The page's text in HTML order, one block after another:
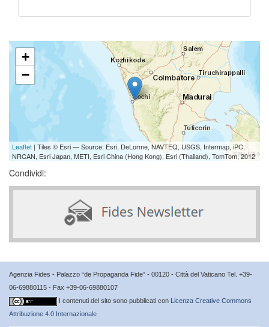
+
−
Leaflet | Tiles © Esri — Source: Esri, DeLorme, NAVTEQ, USGS, Intermap, iPC,
NRCAN, Esri Japan, METI, Esri China (Hong Kong), Esri (Thailand), TomTom, 2012
Condividi:
Agenzia Fides - Palazzo “de Propaganda Fide” - 00120 - Città del Vaticano Tel. +39-
06-69880115 - Fax +39-06-69880107
I contenuti del sito sono pubblicati con
Licenza Creative Commons
Attribuzione 4.0 Internazionale